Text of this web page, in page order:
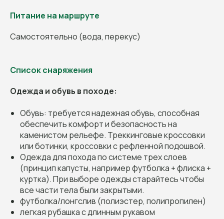
Питание на маршруте
Самостоятельно (вода, перекус)
Список снаряжения
Одежда и обувь в походе:
Обувь: требуется надежная обувь, способная
обеспечить комфорт и безопасность на
каменистом рельефе. Треккинговые кроссовки
или ботинки, кроссовки с рефленной подошвой.
Одежда для похода по системе трех слоев
(принцип капусты, например футболка + флиска +
куртка). При выборе одежды старайтесь чтобы
все части тела были закрытыми.
футболка/лонгслив (полиэстер, полипропилен)
легкая рубашка с длинным рукавом